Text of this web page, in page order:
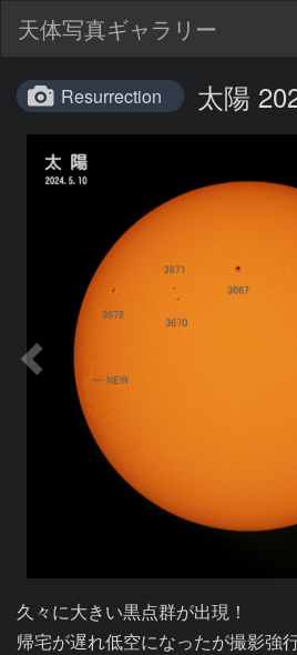
天体写真ギャラリー
Resurrection 太陽
久々に大きい黒点群が出現！
帰宅が遅れ低空になったが撮影強行